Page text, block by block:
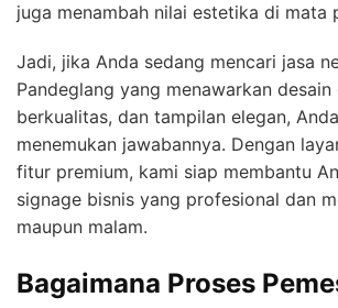
juga menambah nilai estetika di mata
Jadi, jika Anda sedang mencari jasa
Pandeglang yang menawarkan
berkualitas, dan tampilan elegan,
menemukan jawabannya. Dengan
fitur premium, kami siap membantu
signage bisnis yang profesional dan
maupun malam.
Bagaimana Proses